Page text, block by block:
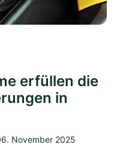
erfüllen die
in
November 2025